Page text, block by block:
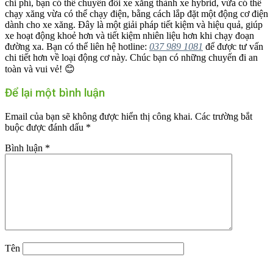
chi phí, bạn có thể chuyển đổi xe xăng thành xe hybrid, vừa có thể
chạy xăng vừa có thể chạy điện, bằng cách lắp đặt một động cơ điện
dành cho xe xăng. Đây là một giải pháp tiết kiệm và hiệu quả, giúp
xe hoạt động khoẻ hơn và tiết kiệm nhiên liệu hơn khi chạy đoạn
đường xa. Bạn có thể liên hệ hotline: 037 989 1081 để được tư vấn
chi tiết hơn về loại động cơ này. Chúc bạn có những chuyến đi an
toàn và vui vẻ! 😊
Để lại một bình luận
Email của bạn sẽ không được hiển thị công khai. Các trường bắt
buộc được đánh dấu *
Bình luận *
Tên